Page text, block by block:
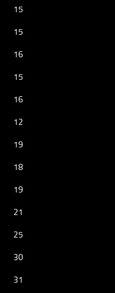
15
15
16
15
16
12
19
18
19
21
25
30
31